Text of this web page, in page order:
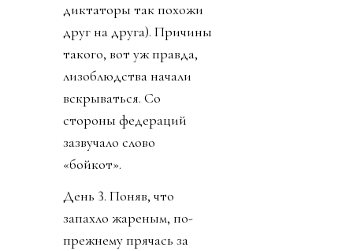
диктаторы так похожи
друг на друга). Причины
такого, вот уж правда,
лизоблюдства начали
вскрываться. Со
стороны федераций
зазвучало слово
«бойкот».
День 3. Поняв, что
запахло жареным, по-
прежнему прячась за